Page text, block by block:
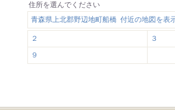
住所を選んでください
青森県上北郡野辺地町船橋 付近の地図を表
２
３
９